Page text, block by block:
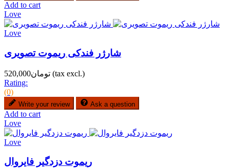
Add to cart
Love
Love
شارژر فندکی ریموت تصویری
تومان520,000 (tax excl.)
Rating:
(0)
Write your review Ask a question
Add to cart
Love
Love
ریموت دزدگیر فایروال